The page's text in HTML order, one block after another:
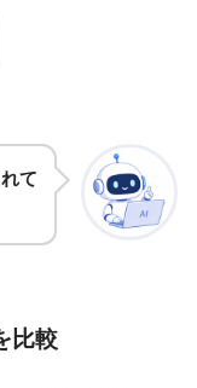
て
比較